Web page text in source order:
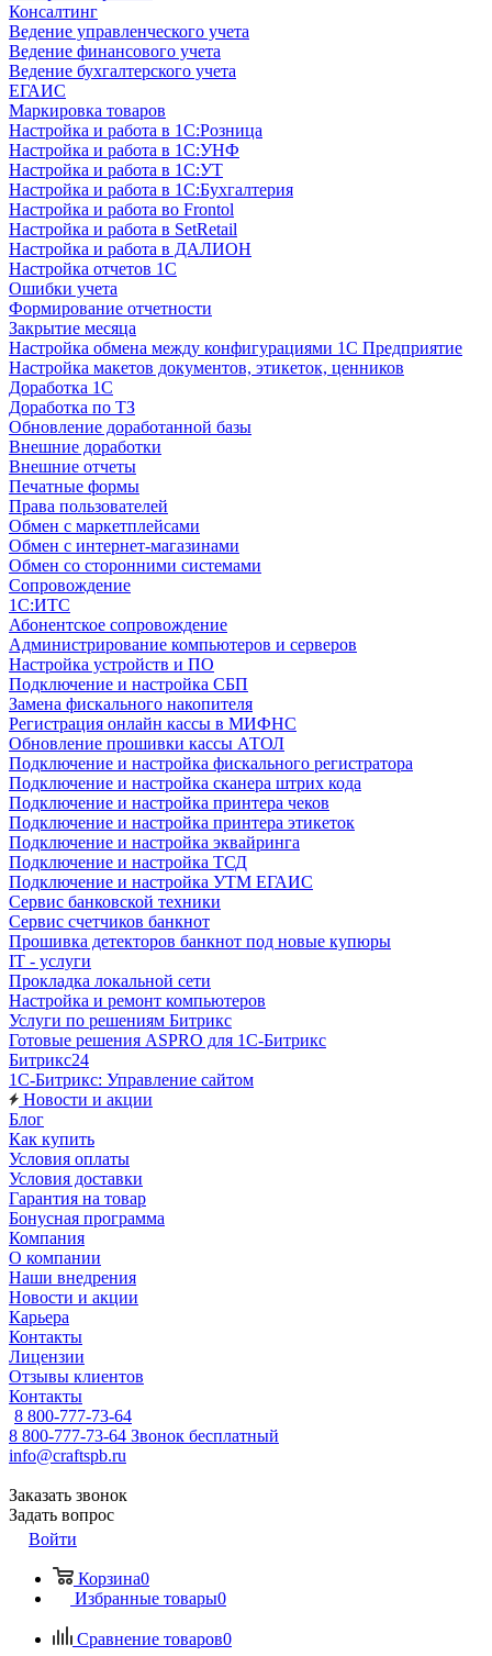
Консалтинг
Ведение управленческого учета
Ведение финансового учета
Ведение бухгалтерского учета
ЕГАИС
Маркировка товаров
Настройка и работа в 1С:Розница
Настройка и работа в 1С:УНФ
Настройка и работа в 1С:УТ
Настройка и работа в 1С:Бухгалтерия
Настройка и работа во Frontol
Настройка и работа в SetRetail
Настройка и работа в ДАЛИОН
Настройка отчетов 1С
Ошибки учета
Формирование отчетности
Закрытие месяца
Настройка обмена между конфигурациями 1С Предприятие
Настройка макетов документов, этикеток, ценников
Доработка 1С
Доработка по ТЗ
Обновление доработанной базы
Внешние доработки
Внешние отчеты
Печатные формы
Права пользователей
Обмен с маркетплейсами
Обмен с интернет-магазинами
Обмен со сторонними системами
Сопровождение
1C:ИТС
Абонентское сопровождение
Администрирование компьютеров и серверов
Настройка устройств и ПО
Подключение и настройка СБП
Замена фискального накопителя
Регистрация онлайн кассы в МИФНС
Обновление прошивки кассы АТОЛ
Подключение и настройка фискального регистратора
Подключение и настройка сканера штрих кода
Подключение и настройка принтера чеков
Подключение и настройка принтера этикеток
Подключение и настройка эквайринга
Подключение и настройка ТСД
Подключение и настройка УТМ ЕГАИС
Сервис банковской техники
Сервис счетчиков банкнот
Прошивка детекторов банкнот под новые купюры
IT - услуги
Прокладка локальной сети
Настройка и ремонт компьютеров
Услуги по решениям Битрикс
Готовые решения ASPRO для 1С-Битрикс
Битрикс24
1С-Битрикс: Управление сайтом
Новости и акции
Блог
Как купить
Условия оплаты
Условия доставки
Гарантия на товар
Бонусная программа
Компания
О компании
Наши внедрения
Новости и акции
Карьера
Контакты
Лицензии
Отзывы клиентов
Контакты
8 800-777-73-64
8 800-777-73-64 Звонок бесплатный
info@craftspb.ru
Заказать звонок
Задать вопрос
Войти
Корзина0
Избранные товары0
Сравнение товаров0